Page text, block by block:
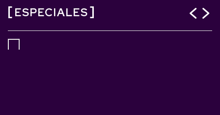
ESPECIALES